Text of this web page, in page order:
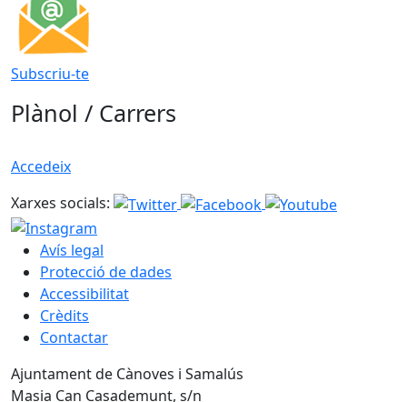
Subscriu-te
Plànol / Carrers
Accedeix
Xarxes socials:
Avís legal
Protecció de dades
Accessibilitat
Crèdits
Contactar
Ajuntament de Cànoves i Samalús
Masia Can Casademunt, s/n